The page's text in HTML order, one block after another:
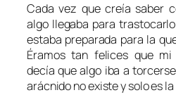
Cada vez que creía saber
algo llegaba para
estaba preparada para la
Éramos tan felices que
decía que algo iba a
arácnido no existe y solo es